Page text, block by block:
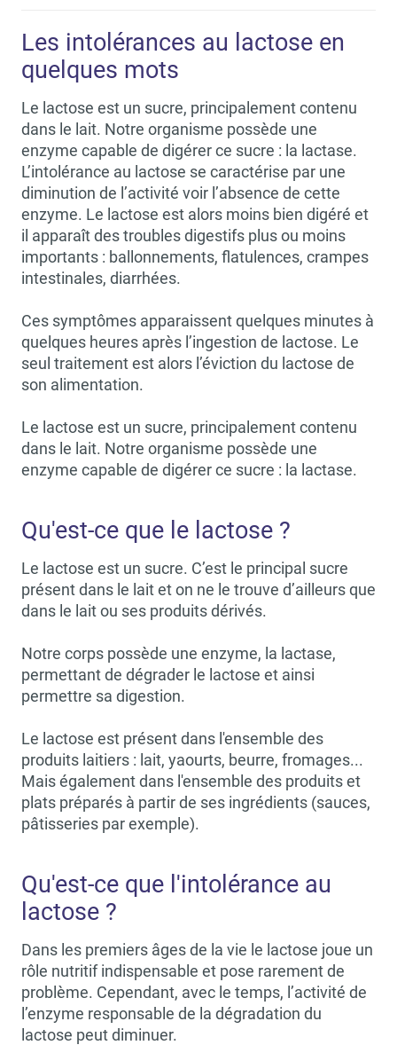
Les intolérances au lactose en
quelques mots
Le lactose est un sucre, principalement contenu
dans le lait. Notre organisme possède une
enzyme capable de digérer ce sucre : la lactase.
L’intolérance au lactose se caractérise par une
diminution de l’activité voir l’absence de cette
enzyme. Le lactose est alors moins bien digéré et
il apparaît des troubles digestifs plus ou moins
importants : ballonnements, flatulences, crampes
intestinales, diarrhées.
Ces symptômes apparaissent quelques minutes à
quelques heures après l’ingestion de lactose. Le
seul traitement est alors l’éviction du lactose de
son alimentation.
Le lactose est un sucre, principalement contenu
dans le lait. Notre organisme possède une
enzyme capable de digérer ce sucre : la lactase.
Qu'est-ce que le lactose ?
Le lactose est un sucre. C’est le principal sucre
présent dans le lait et on ne le trouve d’ailleurs que
dans le lait ou ses produits dérivés.
Notre corps possède une enzyme, la lactase,
permettant de dégrader le lactose et ainsi
permettre sa digestion.
Le lactose est présent dans l'ensemble des
produits laitiers : lait, yaourts, beurre, fromages...
Mais également dans l'ensemble des produits et
plats préparés à partir de ses ingrédients (sauces,
pâtisseries par exemple).
Qu'est-ce que l'intolérance au
lactose ?
Dans les premiers âges de la vie le lactose joue un
rôle nutritif indispensable et pose rarement de
problème. Cependant, avec le temps, l’activité de
l’enzyme responsable de la dégradation du
lactose peut diminuer.